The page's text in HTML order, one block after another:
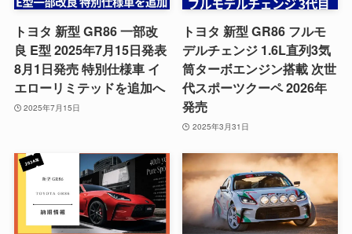
トヨタ 新型 GR86 一部改
良 E型 2025年7月15日発表
8月1日発売 特別仕様車 イ
エローリミテッドを追加へ
2025年7月15日
トヨタ 新型 GR86 フルモ
デルチェンジ 1.6L直列3気
筒ターボエンジン搭載 次世
代スポーツクーペ 2026年
発売
2025年3月31日